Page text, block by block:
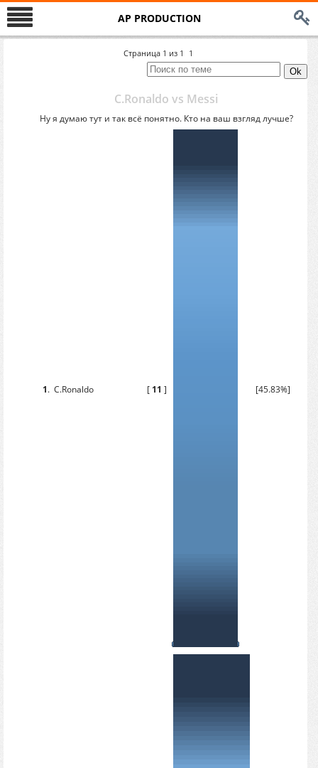
AP PRODUCTION
Страница 1 из 1 1
C.Ronaldo vs Messi
Ну я думаю тут и так всё понятно. Кто на ваш взгляд лучше?
1. C.Ronaldo [ 11 ] [45.83%]